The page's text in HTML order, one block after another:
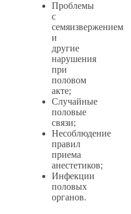
Проблемы
с
семяизвержением
и
другие
нарушения
при
половом
акте;
Случайные
половые
связи;
Несоблюдение
правил
приема
анестетиков;
Инфекции
половых
органов.